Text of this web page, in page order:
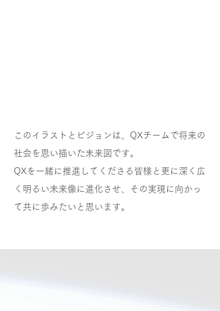
このイラストとビジョンは、QXチームで将来の
社会を思い描いた未来図です。
QXを一緒に推進してくださる皆様と更に深く広
く明るい未来像に進化させ、その実現に向かっ
て共に歩みたいと思います。